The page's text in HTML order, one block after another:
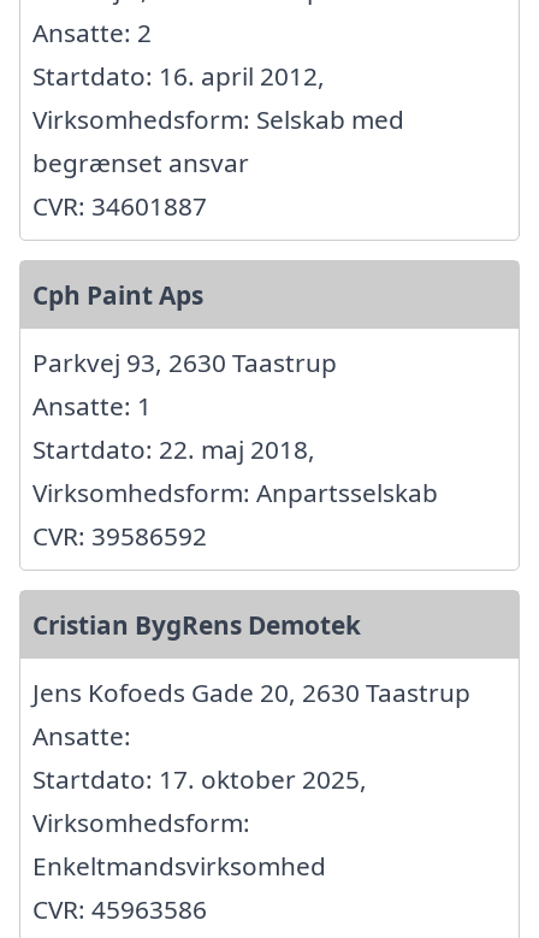
Ansatte: 2
Startdato: 16. april 2012,
Virksomhedsform: Selskab med
begrænset ansvar
CVR: 34601887
Cph Paint Aps
Parkvej 93, 2630 Taastrup
Ansatte: 1
Startdato: 22. maj 2018,
Virksomhedsform: Anpartsselskab
CVR: 39586592
Cristian BygRens Demotek
Jens Kofoeds Gade 20, 2630 Taastrup
Ansatte:
Startdato: 17. oktober 2025,
Virksomhedsform:
Enkeltmandsvirksomhed
CVR: 45963586